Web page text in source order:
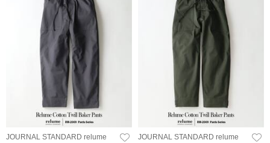
JOURNAL STANDARD relume
JOURNAL STANDARD relume